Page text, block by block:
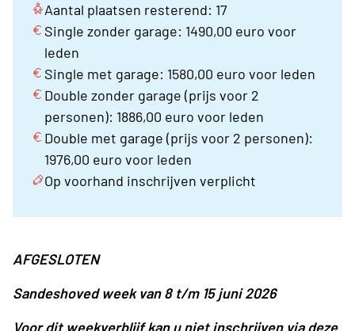
Aantal plaatsen resterend: 17
Single zonder garage: 1490,00 euro voor
leden
Single met garage: 1580,00 euro voor leden
Double zonder garage (prijs voor 2
personen): 1886,00 euro voor leden
Double met garage (prijs voor 2 personen):
1976,00 euro voor leden
Op voorhand inschrijven verplicht
AFGESLOTEN
Sandeshoved week van 8 t/m 15 juni 2026
Voor dit weekverblijf kan u niet inschrijven via deze